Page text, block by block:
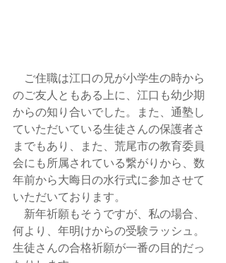
ご住職は江口の兄が小学生の時から
のご友人ともある上に、江口も幼少期
からの知り合いでした。また、通塾し
ていただいている生徒さんの保護者さ
までもあり、また、荒尾市の教育委員
会にも所属されている繋がりから、数
年前から大晦日の水行式に参加させて
いただいております。
新年祈願もそうですが、私の場合、
何より、年明けからの受験ラッシュ。
生徒さんの合格祈願が一番の目的だっ